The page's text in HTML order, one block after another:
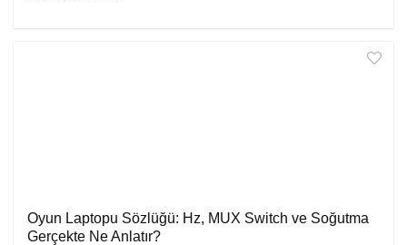
Oyun Laptopu Sözlüğü: Hz, MUX Switch ve Soğutma
Gerçekte Ne Anlatır?